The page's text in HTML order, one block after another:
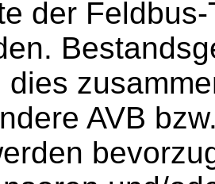
der
dies
AVB